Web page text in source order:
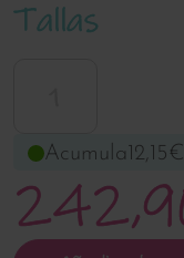
Tallas
Acumula 12,15€